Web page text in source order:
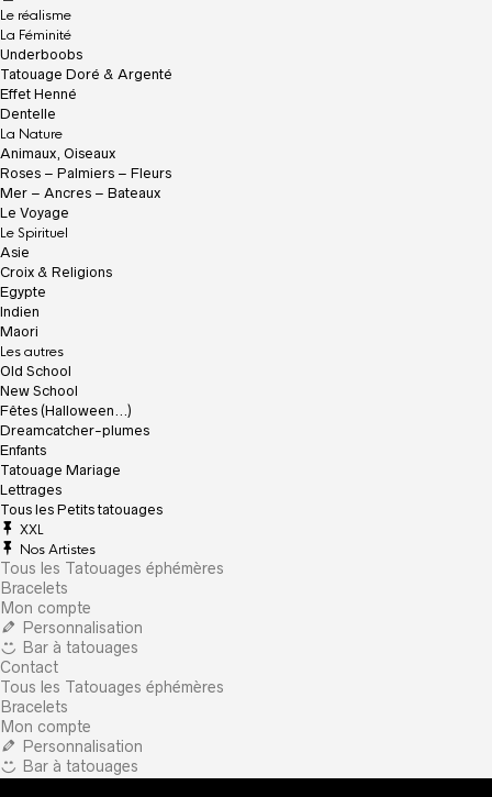
c
c
u
e
i
l
Le réalisme
La Féminité
Underboobs
Tatouage Doré & Argenté
Effet Henné
Dentelle
La Nature
Animaux, Oiseaux
Roses – Palmiers – Fleurs
Mer – Ancres – Bateaux
Le Voyage
Le Spirituel
Asie
Croix & Religions
Egypte
Indien
Maori
Les autres
Old School
New School
Fêtes (Halloween…)
Dreamcatcher-plumes
Enfants
Tatouage Mariage
Lettrages
Tous les Petits tatouages
XXL
Nos Artistes
Tous les Tatouages éphémères
Bracelets
Mon compte
Personnalisation
Bar à tatouages
Contact
Tous les Tatouages éphémères
Bracelets
Mon compte
Personnalisation
Bar à tatouages